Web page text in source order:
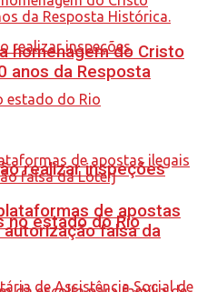
realizar inspeções
no estado do Rio
homenagem do Cristo
anos da Resposta
de apostas
falsa da